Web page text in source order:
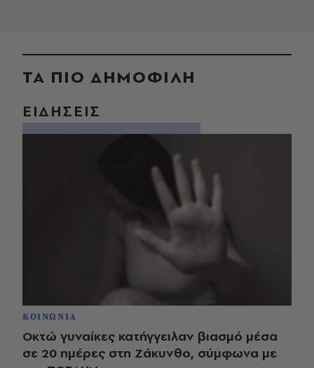
ΤΑ ΠΙΟ ΔΗΜΟΦΙΛΗ
ΕΙΔΗΣΕΙΣ
ΚΟΙΝΩΝΙΑ
Οκτώ γυναίκες κατήγγειλαν βιασμό μέσα
σε 20 ημέρες στη Ζάκυνθο, σύμφωνα με